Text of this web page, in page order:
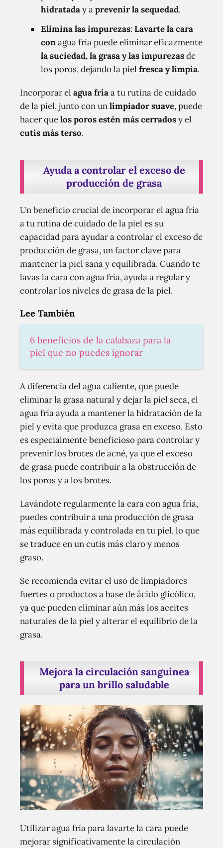
hidrataday aprevenir la sequedad.
Elimina las impurezas: Lavarte la cara
conagua fría puede eliminar eficazmente
la suciedad, la grasa y las impurezasde
los poros, dejando la piel fresca y limpia.
Incorporar el agua fríaa tu rutina de cuidado
de la piel, junto con unlimpiador suave, puede
hacer quelos poros estén más cerradosy el
cutis más terso.
Ayuda a controlar el exceso de
producción de grasa
Un beneficio crucial de incorporar el agua fría
a tu rutina de cuidado de la piel es su
capacidad para ayudar a controlar el exceso de
producción de grasa, un factor clave para
mantener la piel sana y equilibrada. Cuando te
lavas la cara con agua fría, ayuda a regular y
controlar los niveles de grasa de la piel.
Lee También
6 beneficios de la calabaza para la
piel que no puedes ignorar
A diferencia del agua caliente, que puede
eliminar la grasa natural y dejar la piel seca, el
agua fría ayuda a mantener la hidratación de la
piel y evita que produzca grasa en exceso. Esto
es especialmente beneficioso para controlar y
prevenir los brotes de acné, ya que el exceso
de grasa puede contribuir a la obstrucción de
los poros y a los brotes.
Lavándote regularmente la cara con agua fría,
puedes contribuir a una producción de grasa
más equilibrada y controlada en tu piel, lo que
se traduce en un cutis más claro y menos
graso.
Se recomienda evitar el uso de limpiadores
fuertes o productos a base de ácido glicólico,
ya que pueden eliminar aún más los aceites
naturales de la piel y alterar el equilibrio de la
grasa.
Mejora la circulación sanguínea
para un brillo saludable
Utilizar agua fría para lavarte la cara puede
mejorar significativamente la circulación